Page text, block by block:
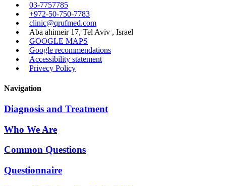
03-7757785
+972-50-750-7783
clinic@qrufmed.com
Aba ahimeir 17, Tel Aviv , Israel
GOOGLE MAPS
Google recommendations
Accessibility statement
Privecy Policy
Navigation
Diagnosis and Treatment
Who We Are
Common Questions
Questionnaire